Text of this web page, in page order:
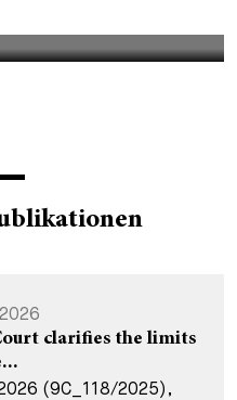
clarifies the limits
(9C_118/2025),